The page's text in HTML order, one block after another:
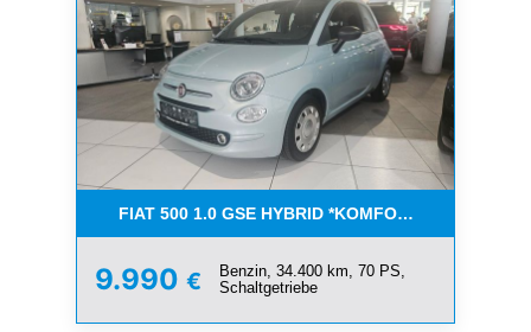
FIAT 500 1.0 GSE HYBRID *KOMFORT PAKET*CAR-
9.990 €
Benzin, 34.400 km, 70 PS,
Schaltgetriebe